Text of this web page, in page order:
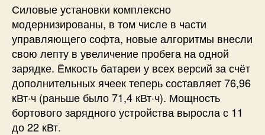
Силовые установки комплексно
модернизированы, в том числе в части
управляющего софта, новые алгоритмы внесли
свою лепту в увеличение пробега на одной
зарядке. Ёмкость батареи у всех версий за счёт
дополнительных ячеек теперь составляет 76,96
кВт·ч (раньше было 71,4 кВт·ч). Мощность
бортового зарядного устройства выросла с 11
до 22 кВт.